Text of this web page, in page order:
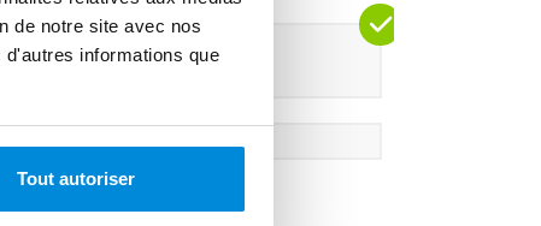
de notre site avec nos
informations que
Tout autoriser
par carte bancaire